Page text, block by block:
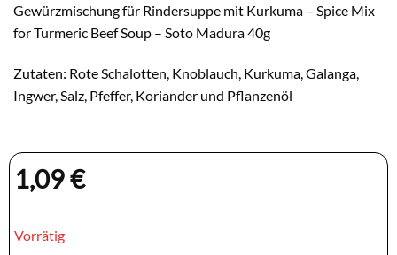
Gewürzmischung für Rindersuppe mit Kurkuma – Spice Mix
for Turmeric Beef Soup – Soto Madura 40g
Zutaten: Rote Schalotten, Knoblauch, Kurkuma, Galanga,
Ingwer, Salz, Pfeffer, Koriander und Pflanzenöl
1,09€
Vorrätig